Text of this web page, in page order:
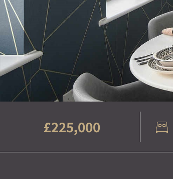
£225,000